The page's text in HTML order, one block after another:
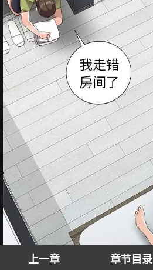
上一章 章节目录